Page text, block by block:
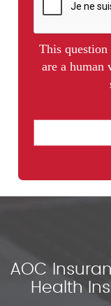
This
are a human
AOC
Health